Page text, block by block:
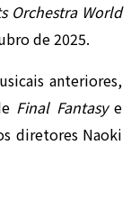
Orchestra World
de 2025.
anteriores,
Final Fantasye
diretores Naoki